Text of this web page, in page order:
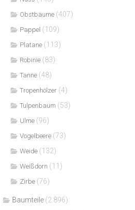
Obstbäume (407)
Pappel (109)
Platane (113)
Robinie (83)
Tanne (48)
Tropenhölzer (4)
Tulpenbaum (53)
Ulme (96)
Vogelbeere (73)
Weide (132)
Weißdorn (11)
Zirbe (76)
Baumteile (2.896)